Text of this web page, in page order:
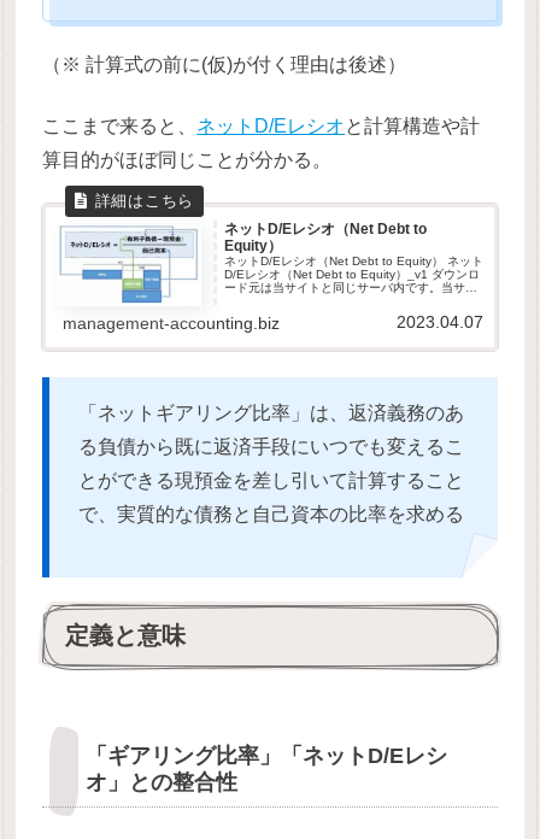
（※ 計算式の前に(仮)が付く理由は後述）
ここまで来ると、 ネットD/Eレシオと計算構造や計
算目的がほぼ同じことが分かる。
ネットD/Eレシオ（Net Debt to
Equity）
ネットD/Eレシオ（Net Debt to Equity） ネット
D/Eレシオ（Net Debt to Equity）_v1 ダウンロ
ード元は当サイトと同じサーバ内です。当サイ
営されています。ダウ...
management-accounting.biz 2023.04.07
「ネットギアリング比率」は、返済義務のあ
る負債から既に返済手段にいつでも変えるこ
とができる現預金を差し引いて計算すること
で、実質的な債務と自己資本の比率を求める
定義と意味
「ギアリング比率」「ネットD/Eレシ
オ」との整合性